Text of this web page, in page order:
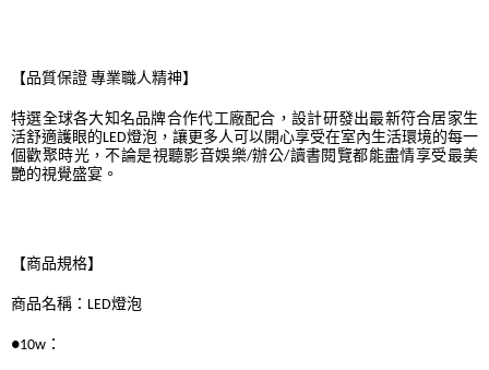
【品質保證 專業職人精神】
特選全球各大知名品牌合作代工廠配合，設計研發出最新符合居家生
活舒適護眼的LED燈泡，讓更多人可以開心享受在室內生活環境的每一
個歡聚時光，不論是視聽影音娛樂/辦公/讀書閱覽都能盡情享受最美
艷的視覺盛宴。
【商品規格】
商品名稱：LED燈泡
●10w：